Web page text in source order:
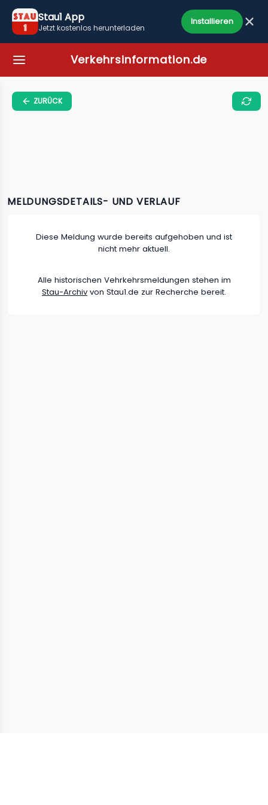
Stau1 App
Jetzt kostenlos herunterladen
Installieren
Verkehrsinformation.de
ZURÜCK
MELDUNGSDETAILS- UND VERLAUF
Diese Meldung wurde bereits aufgehoben und ist
nicht mehr aktuell.
Alle historischen Vehrkehrsmeldungen stehen im
Stau-Archiv von Stau1.de zur Recherche bereit.